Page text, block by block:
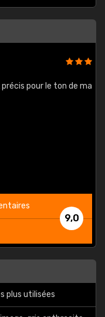
le ton de ma
9,0
plus utilisées